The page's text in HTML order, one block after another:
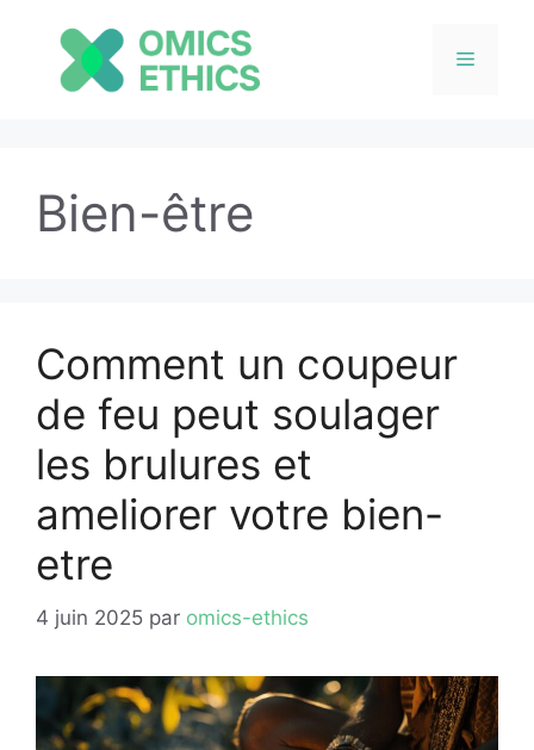
contenu
Menu
Bien-être
Comment un coupeur
de feu peut soulager
les brulures et
ameliorer votre bien-
etre
4 juin 2025 par omics-ethics